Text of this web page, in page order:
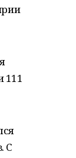
111
С